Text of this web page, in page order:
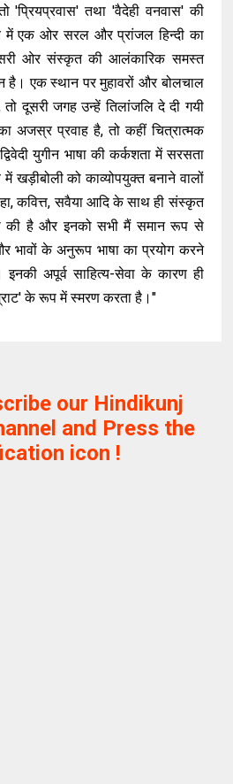
'प्रियप्रवास' तथा 'वैदेही वनवास' की
में एक ओर सरल और प्रांजल हिन्दी का
ओर संस्कृत की आलंकारिक समस्त
है। एक स्थान पर मुहावरों और बोलचाल
दूसरी जगह उन्हें तिलांजलि दे दी गयी
अजस्र प्रवाह है, तो कहीं चित्रात्मक
युगीन भाषा की कर्कशता में सरसता
खड़ीबोली को काव्योपयुक्त बनाने वालों
कवित्त, सवैया आदि के साथ ही संस्कृत
की है और इनको सभी मैं समान रूप से
भावों के अनुरूप भाषा का प्रयोग करने
इनकी अपूर्व साहित्य-सेवा के कारण ही
के रूप में स्मरण करता है।"
our Hindikunj
and Press the
icon !